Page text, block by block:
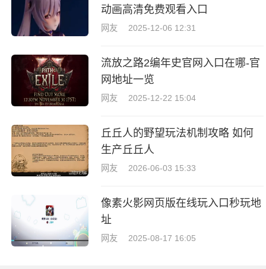
动画高清免费观看入口
网友 2025-12-06 12:31
流放之路2编年史官网入口在哪-官
网地址一览
网友 2025-12-22 15:04
丘丘人的野望玩法机制攻略 如何
生产丘丘人
网友 2026-06-03 15:33
像素火影网页版在线玩入口秒玩地
址
网友 2025-08-17 16:05